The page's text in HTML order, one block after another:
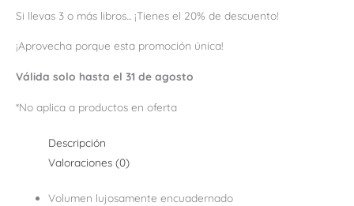
Si llevas 3 o más libros... ¡Tienes el 20% de descuento!
¡Aprovecha porque esta promoción única!
Válida solo hasta el 31 de agosto
*No aplica a productos en oferta
Descripción
Valoraciones (0)
Volumen lujosamente encuadernado